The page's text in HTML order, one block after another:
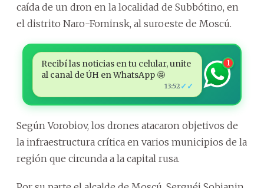
caída de un dron en la localidad de Subbótino, en
el distrito Naro-Fominsk, al suroeste de Moscú.
Recibí las noticias en tu celular, unite
al canal de ÚH en WhatsApp 🤩
13:52 ✓✓
1
Según Vorobiov, los drones atacaron objetivos de
la infraestructura crítica en varios municipios de la
región que circunda a la capital rusa.